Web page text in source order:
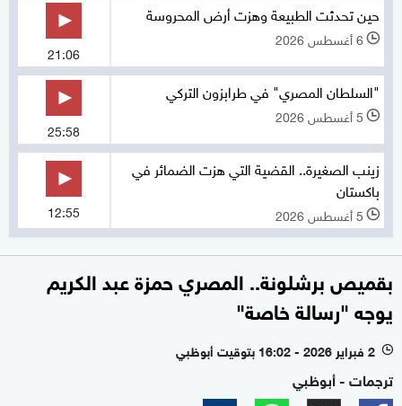
حين تحدثت الطبيعة وهزت أرض المحروسة
l 6 أغسطس 2026
21:06
"السلطان المصري" في طرابزون التركي
l 5 أغسطس 2026
25:58
زينب الصغيرة.. القضية التي هزت الضمائر في
باكستان
l 5 أغسطس 2026 12:55
بقميص برشلونة.. المصري حمزة عبد الكريم
يوجه "رسالة خاصة"
l 2 فبراير 2026 - 16:02 بتوقيت أبوظبي
ترجمات - أبوظبي